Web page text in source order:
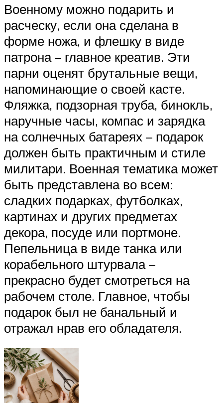
Военному можно подарить и
расческу, если она сделана в
форме ножа, и флешку в виде
патрона – главное креатив. Эти
парни оценят брутальные вещи,
напоминающие о своей касте.
Фляжка, подзорная труба, бинокль,
наручные часы, компас и зарядка
на солнечных батареях – подарок
должен быть практичным и стиле
милитари. Военная тематика может
быть представлена во всем:
сладких подарках, футболках,
картинах и других предметах
декора, посуде или портмоне.
Пепельница в виде танка или
корабельного штурвала –
прекрасно будет смотреться на
рабочем столе. Главное, чтобы
подарок был не банальный и
отражал нрав его обладателя.